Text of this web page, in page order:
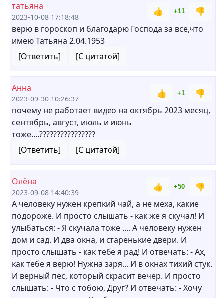
татьяна
2023-10-08 17:18:48
👍 +11
👎
верю в гороскоп и благодарю Господа за все,что
имею Татьяна 2.04.1953
[Ответить]
[С цитатой]
Анна
2023-09-30 10:26:37
👍 +1
👎
почему не работает видео на октябрь 2023 месяц,
сентябрь, август, июль и июнь
тоже....????????????????
[Ответить]
[С цитатой]
Олёна
2023-09-08 14:40:39
👍 +50
👎
А человеку нужен крепкий чай, а не меха, какие
подороже. И просто слышать - как же я скучал! И
улыбаться: - Я скучала тоже .... А человеку нужен
дом и сад. И два окна, и старенькие двери. И
просто слышать - как тебе я рад! И отвечать: - Ах,
как тебе я верю! Нужна заря... И в окнах тихий стук.
И верный пёс, который скрасит вечер. И просто
слышать: - Что с тобою, Друг? И отвечать: - Хочу